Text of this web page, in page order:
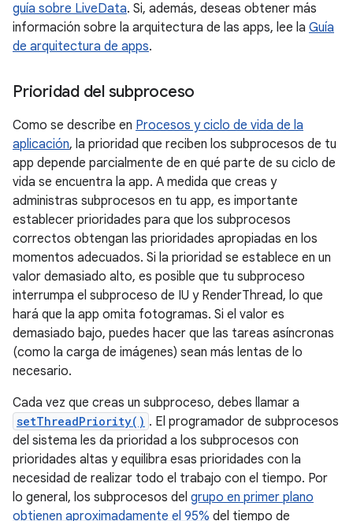
guía sobre LiveData. Si, además, deseas obtener más
información sobre la arquitectura de las apps, lee la Guía
de arquitectura de apps.
Prioridad del subproceso
Como se describe en Procesos y ciclo de vida de la
aplicación, la prioridad que reciben los subprocesos de tu
app depende parcialmente de en qué parte de su ciclo de
vida se encuentra la app. A medida que creas y
administras subprocesos en tu app, es importante
establecer prioridades para que los subprocesos
correctos obtengan las prioridades apropiadas en los
momentos adecuados. Si la prioridad se establece en un
valor demasiado alto, es posible que tu subproceso
interrumpa el subproceso de IU y RenderThread, lo que
hará que la app omita fotogramas. Si el valor es
demasiado bajo, puedes hacer que las tareas asíncronas
(como la carga de imágenes) sean más lentas de lo
necesario.
Cada vez que creas un subproceso, debes llamar a
setThreadPriority() . El programador de subprocesos
del sistema les da prioridad a los subprocesos con
prioridades altas y equilibra esas prioridades con la
necesidad de realizar todo el trabajo con el tiempo. Por
lo general, los subprocesos del grupo en primer plano
obtienen aproximadamente el 95% del tiempo de